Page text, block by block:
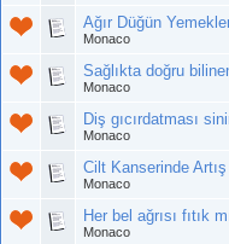
Ağır Düğün
Monaco
Sağlıkta doğru
Monaco
Diş gıcırdatması
Monaco
Cilt Kanserinde Artış
Monaco
Her bel ağrısı fıtık
Monaco